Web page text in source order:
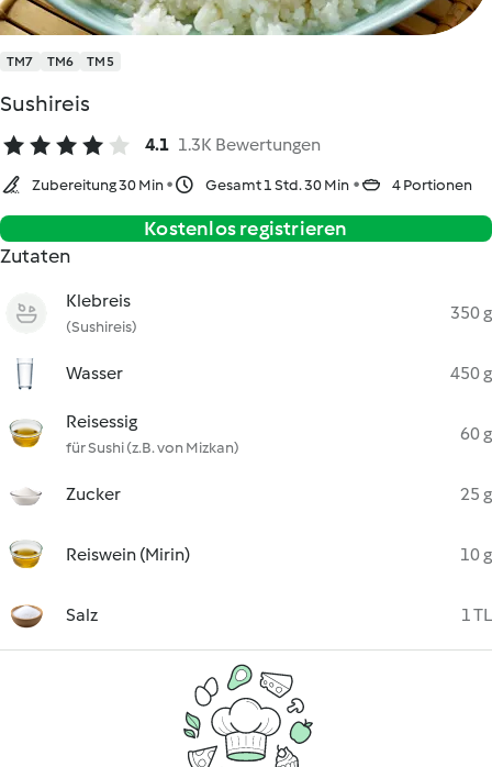
TM7 TM6 TM5
Sushireis
4.1 1.3K Bewertungen
Zubereitung 30 Min Gesamt 1 Std. 30 Min 4 Portionen
Kostenlos registrieren
Zutaten
Klebreis
(Sushireis)
350 g
Wasser 450 g
Reisessig
für Sushi (z.B. von Mizkan)
60 g
Zucker 25 g
Reiswein (Mirin) 10 g
Salz 1 TL